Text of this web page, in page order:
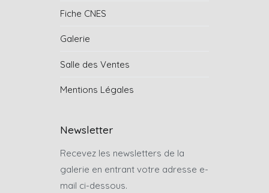
Fiche CNES
Galerie
Salle des Ventes
Mentions Légales
Newsletter
Recevez les newsletters de la
galerie en entrant votre adresse e-
mail ci-dessous.